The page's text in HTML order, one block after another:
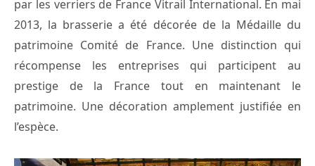
par les verriers de France Vitrail International. En mai
2013, la brasserie a été décorée de la Médaille du
patrimoine Comité de France. Une distinction qui
récompense les entreprises qui participent au
prestige de la France tout en maintenant le
patrimoine. Une décoration amplement justifiée en
l’espèce.